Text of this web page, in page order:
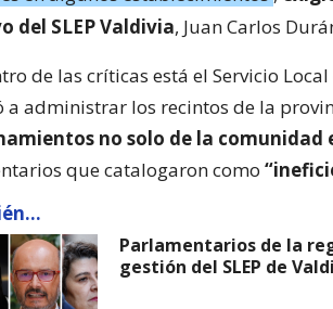
del SLEP Valdivia, Juan Carlos
de las críticas está el Servicio
a administrar los recintos de la
no solo de la comunidad
que catalogaron como
Parlamentarios de la
gestión del SLEP de